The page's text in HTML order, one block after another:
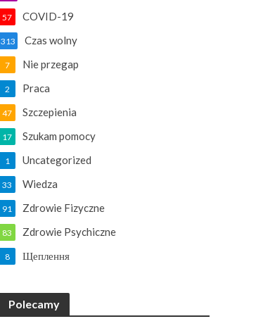
COVID-19
57
Czas wolny
313
Nie przegap
7
Praca
2
Szczepienia
47
Szukam pomocy
17
Uncategorized
1
Wiedza
33
Zdrowie Fizyczne
91
Zdrowie Psychiczne
83
Щеплення
8
Polecamy